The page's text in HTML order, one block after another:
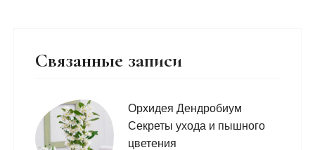
Связанные записи
Орхидея Дендробиум
Секреты ухода и пышного
цветения